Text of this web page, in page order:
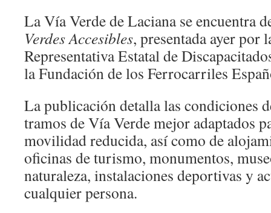
La Vía Verde de Laciana se encuentra
Verdes Accesibles, presentada ayer por
Representativa Estatal de
la Fundación de los Ferrocarriles
La publicación detalla las condiciones
tramos de Vía Verde mejor adaptados
movilidad reducida, así como de
oficinas de turismo, monumentos,
naturaleza, instalaciones deportivas y
cualquier persona.